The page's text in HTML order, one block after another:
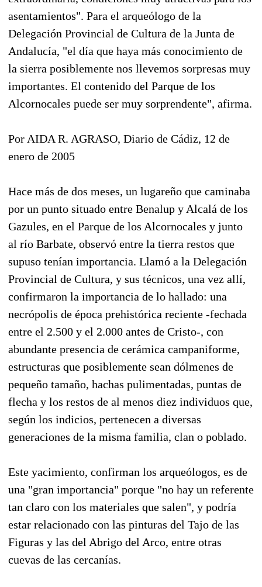
asentamientos". Para el arqueólogo de la
Delegación Provincial de Cultura de la Junta de
Andalucía, "el día que haya más conocimiento de
la sierra posiblemente nos llevemos sorpresas muy
importantes. El contenido del Parque de los
Alcornocales puede ser muy sorprendente", afirma.
Por AIDA R. AGRASO, Diario de Cádiz, 12 de
enero de 2005
Hace más de dos meses, un lugareño que caminaba
por un punto situado entre Benalup y Alcalá de los
Gazules, en el Parque de los Alcornocales y junto
al río Barbate, observó entre la tierra restos que
supuso tenían importancia. Llamó a la Delegación
Provincial de Cultura, y sus técnicos, una vez allí,
confirmaron la importancia de lo hallado: una
necrópolis de época prehistórica reciente -fechada
entre el 2.500 y el 2.000 antes de Cristo-, con
abundante presencia de cerámica campaniforme,
estructuras que posiblemente sean dólmenes de
pequeño tamaño, hachas pulimentadas, puntas de
flecha y los restos de al menos diez individuos que,
según los indicios, pertenecen a diversas
generaciones de la misma familia, clan o poblado.
Este yacimiento, confirman los arqueólogos, es de
una "gran importancia" porque "no hay un referente
tan claro con los materiales que salen", y podría
estar relacionado con las pinturas del Tajo de las
Figuras y las del Abrigo del Arco, entre otras
cuevas de las cercanías.